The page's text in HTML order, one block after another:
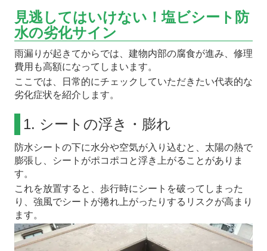
見逃してはいけない！塩ビシート防
水の劣化サイン
雨漏りが起きてからでは、建物内部の腐食が進み、修理
費用も高額になってしまいます。
ここでは、日常的にチェックしていただきたい代表的な
劣化症状を紹介します。
1. シートの浮き・膨れ
防水シートの下に水分や空気が入り込むと、太陽の熱で
膨張し、シートがポコポコと浮き上がることがありま
す。
これを放置すると、歩行時にシートを破ってしまった
り、強風でシートが捲れ上がったりするリスクが高まり
ます。